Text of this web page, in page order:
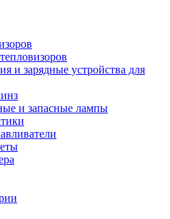
и зарядные устройства для
и запасные лампы